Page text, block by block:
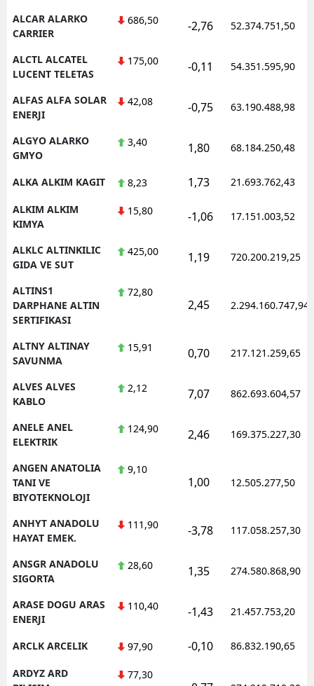
ALCAR ALARKO
CARRIER
686,50 -2,76 52.374.751,50
ALCTL ALCATEL
LUCENT TELETAS
175,00 -0,11 54.351.595,90
ALFAS ALFA SOLAR
ENERJI
42,08 -0,75 63.190.488,98
ALGYO ALARKO
GMYO
3,40 1,80 68.184.250,48
ALKA ALKIM KAGIT 8,23 1,73 21.693.762,43
ALKIM ALKIM
KIMYA
15,80 -1,06 17.151.003,52
ALKLC ALTINKILIC
GIDA VE SUT
425,00 1,19 720.200.219,25
ALTINS1
DARPHANE ALTIN
SERTIFIKASI
72,80
2,45 2.294.160.747,94
ALTNY ALTINAY
SAVUNMA
15,91 0,70 217.121.259,65
ALVES ALVES
KABLO
2,12 7,07 862.693.604,57
ANELE ANEL
ELEKTRIK
124,90 2,46 169.375.227,30
ANGEN ANATOLIA
TANI VE
BIYOTEKNOLOJI
9,10
1,00 12.505.277,50
ANHYT ANADOLU
HAYAT EMEK.
111,90 -3,78 117.058.257,30
ANSGR ANADOLU
SIGORTA
28,60 1,35 274.580.868,90
ARASE DOGU ARAS
ENERJI
110,40 -1,43 21.457.753,20
ARCLK ARCELIK 97,90 -0,10 86.832.190,65
ARDYZ ARD
77,30